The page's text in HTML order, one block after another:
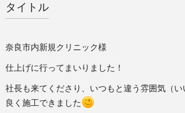
タイトル
奈良市内新規クリニック様
仕上げに行ってまいりました！
社長も来てくださり、いつもと違う雰囲気（い
良く施工できました